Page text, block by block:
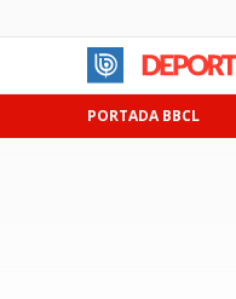
PORTADA BBCL